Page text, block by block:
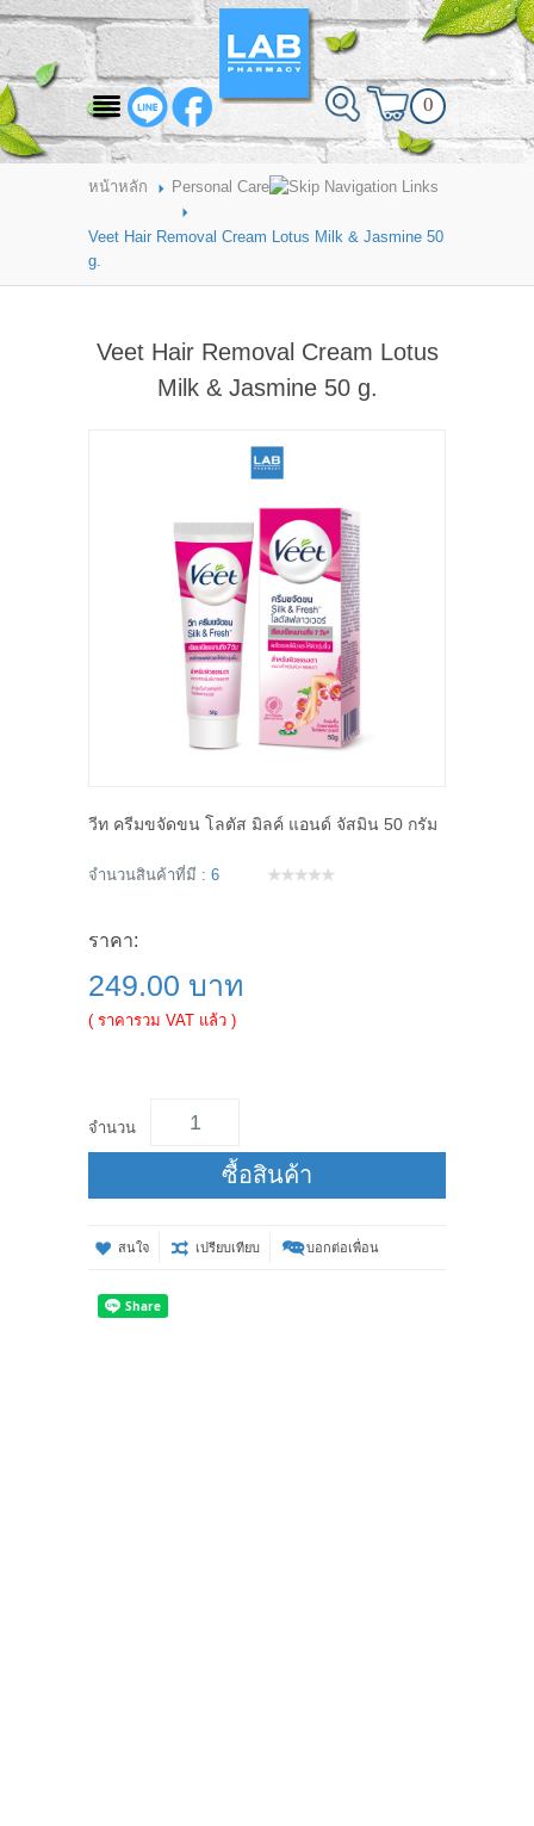
สินค้าที่สนใจ
HOME
ABOUT LAB PHARMACY
PRODUCT
BRANDS
HOW TO ORDER
0
หน้าหลัก Personal Care
Veet Hair Removal Cream Lotus Milk & Jasmine 50
g.
Veet Hair Removal Cream Lotus
Milk & Jasmine 50 g.
วีท ครีมขจัดขน โลตัส มิลค์ แอนด์ จัสมิน 50 กรัม
จำนวนสินค้าที่มี : 6
ราคา:
249.00 บาท
( ราคารวม VAT แล้ว )
จำนวน
ซื้อสินค้า
สนใจ เปรียบเทียบ บอกต่อเพื่อน